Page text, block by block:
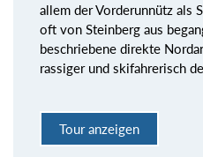
allem der Vorderunnütz als
oft von Steinberg aus
beschriebene direkte
rassiger und skifahrerisch
Tour anzeigen